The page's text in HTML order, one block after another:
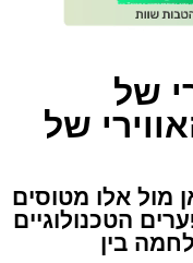
של
של
מול אלו מטוסים
הטכנולוגיים
בין